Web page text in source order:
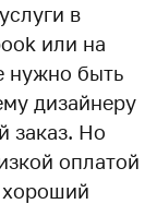
в
или на
нужно быть
дизайнеру
заказ. Но
оплатой